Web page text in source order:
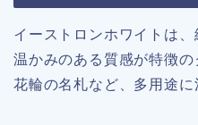
イーストロンホワイトは、
温かみのある質感が特徴
花輪の名札など、多用途に